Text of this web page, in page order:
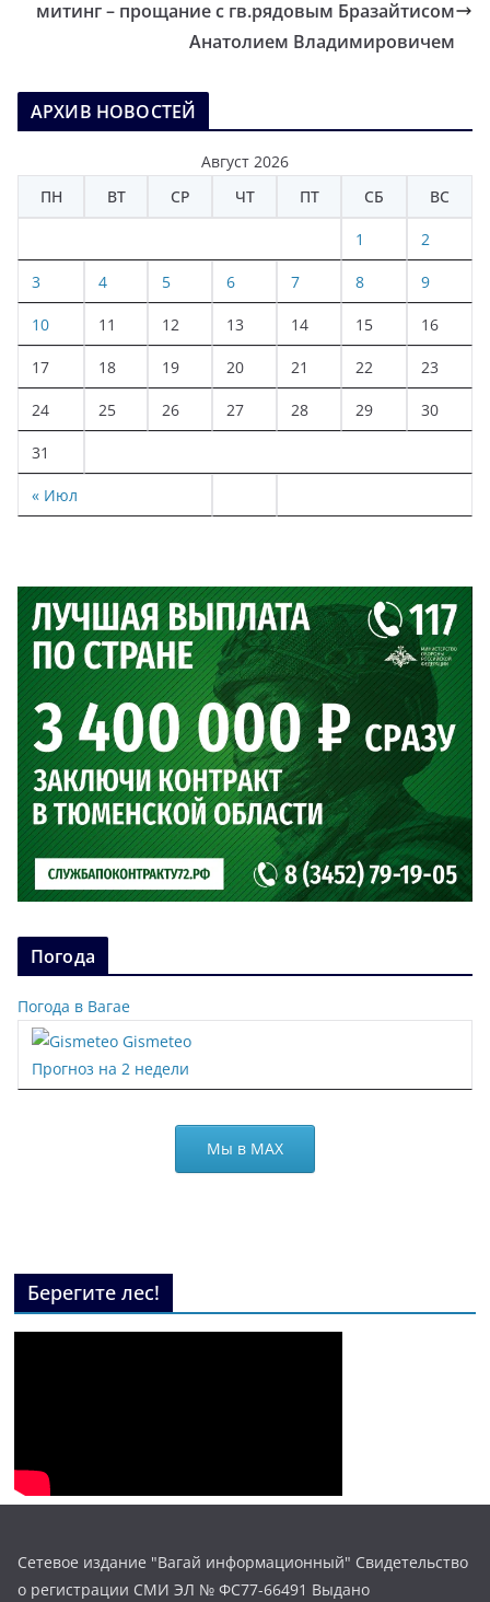
митинг – прощание с гв.рядовым Бразайтисом
Анатолием Владимировичем
АРХИВ НОВОСТЕЙ
Август 2026
ПН
ВТ СР ЧТ ПТ СБ ВС
« Июл
1 2
3 4 5 6 7 8 9
10 11 12 13 14 15 16
17 18 19 20 21 22 23
24 25 26 27 28 29 30
31
Погода
Погода в Вагае
Gismeteo
Прогноз на 2 недели
Мы в МАХ
Берегите лес!
Сетевое издание "Вагай информационный" Свидетельство
о регистрации СМИ ЭЛ № ФС77-66491 Выдано